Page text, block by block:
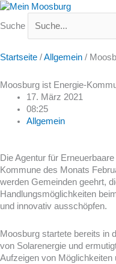
Suche
Startseite /Allgemein /
Moosburg ist Energie-
17. März 2021
08:25
Allgemein
Die Agentur für
Kommune des Monats
werden Gemeinden geehrt,
Handlungsmöglichkeiten
und innovativ ausschöpfen.
Moosburg startete bereits in
von Solarenergie und
Aufzeigen von Möglichkeiten